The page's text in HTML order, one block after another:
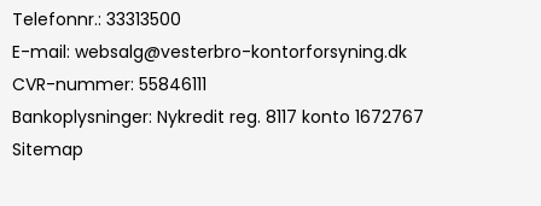
Telefonnr.: 33313500
E-mail: websalg@vesterbro-kontorforsyning.dk
CVR-nummer: 55846111
Bankoplysninger: Nykredit reg. 8117 konto 1672767
Sitemap